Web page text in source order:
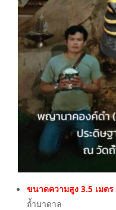
ขนาดความสูง 3.5 เมตร
ถ้ำบาดาล